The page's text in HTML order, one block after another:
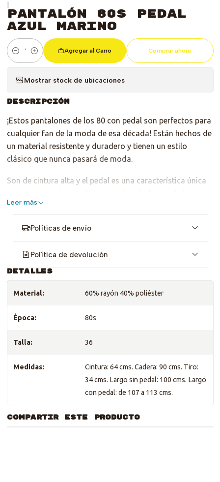
|
Pantalón 80s Pedal
azul marino
Cantidad
Agregar al Carro Comprar ahora
Mostrar stock de ubicaciones
DESCRIPCIÓN
¡Estos pantalones de los 80 con pedal son perfectos para
cualquier fan de la moda de esa década! Están hechos de
un material resistente y duradero y tienen un estilo
clásico que nunca pasará de moda.
Son de cintura alta y el pedal es una característica única
estilo vintage a tu outfit!
Talla XS-S, revisa medidas <3
Leer más
Políticas de envío
Política de devolución
DETALLES
Material: 60% rayón 40% poliéster
Época: 80s
Talla: 36
Medidas:
Cintura: 64 cms. Cadera: 90 cms. Tiro:
34 cms. Largo sin pedal: 100 cms. Largo
con pedal: de 107 a 113 cms.
COMPARTIR ESTE PRODUCTO